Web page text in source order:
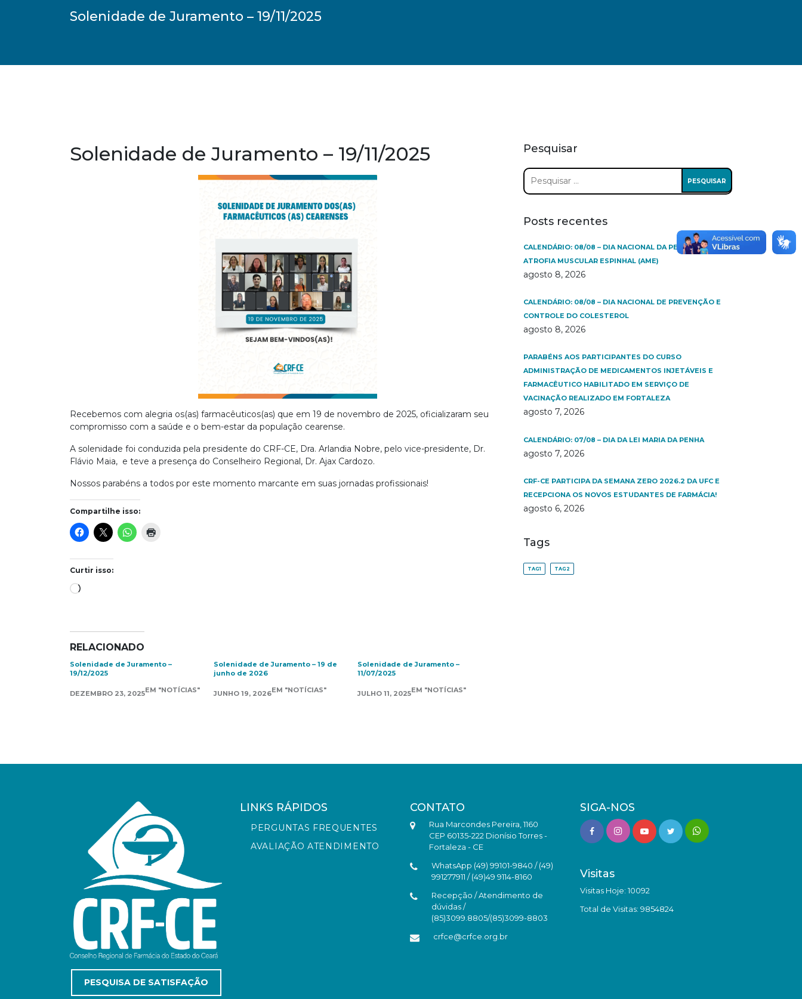
Solenidade de Juramento – 19/11/2025
Solenidade de Juramento – 19/11/2025
Recebemos com alegria os(as) farmacêuticos(as) que em 19 de novembro de 2025, oficializaram seu
compromisso com a saúde e o bem-estar da população cearense.
A solenidade foi conduzida pela presidente do CRF-CE, Dra. Arlandia Nobre, pelo vice-presidente, Dr.
Flávio Maia, e teve a presença do Conselheiro Regional, Dr. Ajax Cardozo.
Nossos parabéns a todos por este momento marcante em suas jornadas profissionais!
Compartilhe isso:
Curtir isso:
Carregando...
RELACIONADO
Solenidade de Juramento –
19/12/2025
DEZEMBRO 23, 2025EM "NOTÍCIAS"
Solenidade de Juramento – 19 de
junho de 2026
JUNHO 19, 2026EM "NOTÍCIAS"
Solenidade de Juramento –
11/07/2025
JULHO 11, 2025EM "NOTÍCIAS"
Pesquisar
Pesquisar
por:
Posts recentes
CALENDÁRIO: 08/08 – DIA NACIONAL DA PESSOA COM
ATROFIA MUSCULAR ESPINHAL (AME)
agosto 8, 2026
CALENDÁRIO: 08/08 – DIA NACIONAL DE PREVENÇÃO E
CONTROLE DO COLESTEROL
agosto 8, 2026
PARABÉNS AOS PARTICIPANTES DO CURSO
ADMINISTRAÇÃO DE MEDICAMENTOS INJETÁVEIS E
FARMACÊUTICO HABILITADO EM SERVIÇO DE
VACINAÇÃO REALIZADO EM FORTALEZA
agosto 7, 2026
CALENDÁRIO: 07/08 – DIA DA LEI MARIA DA PENHA
agosto 7, 2026
CRF-CE PARTICIPA DA SEMANA ZERO 2026.2 DA UFC E
RECEPCIONA OS NOVOS ESTUDANTES DE FARMÁCIA!
agosto 6, 2026
Tags
TAG1 TAG2
PESQUISA DE SATISFAÇÃO
LINKS RÁPIDOS
PERGUNTAS FREQUENTES
AVALIAÇÃO ATENDIMENTO
CONTATO
Rua Marcondes Pereira, 1160
CEP 60135-222 Dionísio Torres -
Fortaleza - CE
WhatsApp (49) 99101-9840 / (49)
991277911 / (49)49 9114-8160
Recepção / Atendimento de
dúvidas /
(85)3099.8805/(85)3099-8803
crfce@crfce.org.br
SIGA-NOS
Visitas
Visitas Hoje: 10092
Total de Visitas: 9854824